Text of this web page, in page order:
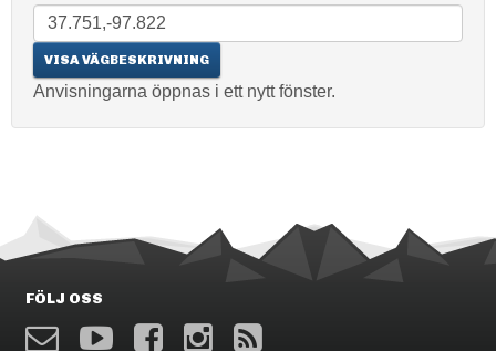
Anvisningarna öppnas i ett nytt fönster.
FÖLJ OSS